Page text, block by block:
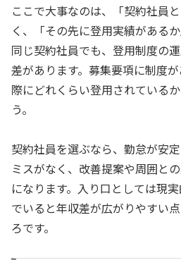
ここで大事なのは、「契約社員
く、「その先に登用実績がある
同じ契約社員でも、登用制度の
差があります。募集要項に制度
際にどれくらい登用されている
う。
契約社員を選ぶなら、勤怠が安
ミスがなく、改善提案や周囲と
になります。入り口としては現
でいると年収差が広がりやすい
ろです。